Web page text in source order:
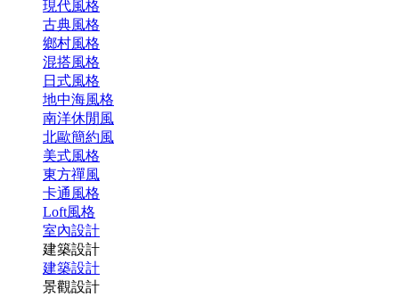
現代風格
古典風格
鄉村風格
混搭風格
日式風格
地中海風格
南洋休閒風
北歐簡約風
美式風格
東方禪風
卡通風格
Loft風格
室內設計
建築設計
建築設計
景觀設計